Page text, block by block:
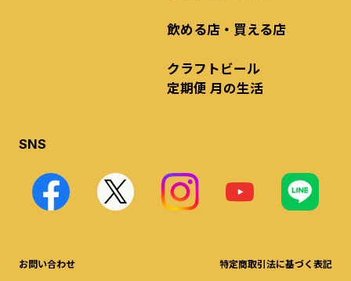
飲める店・買える店
クラフトビール
定期便 月の生活
SNS
お問い合わせ
特定商取引法に基づく表記